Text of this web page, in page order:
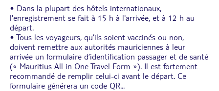
• Dans la plupart des hôtels internationaux,
l'enregistrement se fait à 15 h à l'arrivée, et à 12 h au
départ.
• Tous les voyageurs, qu’ils soient vaccinés ou non,
doivent remettre aux autorités mauriciennes à leur
arrivée un formulaire d’identification passager et de santé
(« Mauritius All in One Travel Form »). Il est fortement
recommandé de remplir celui-ci avant le départ. Ce
formulaire générera un code QR...